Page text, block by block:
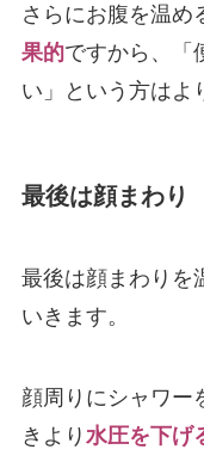
さらにお腹を温め
果的ですから、「
い」という方はよ
最後は顔まわり
最後は顔まわりを
いきます。
顔周りにシャワー
きより 水圧を下げ